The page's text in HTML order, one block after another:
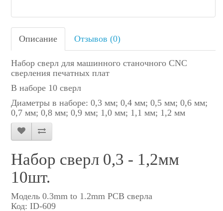
Описание Отзывов (0)
Набор сверл для машинного станочного CNC
сверления печатных плат
В наборе 10 сверл
Диаметры в наборе: 0,3 мм; 0,4 мм; 0,5 мм; 0,6 мм;
0,7 мм; 0,8 мм; 0,9 мм; 1,0 мм; 1,1 мм; 1,2 мм
Набор сверл 0,3 - 1,2мм
10шт.
Модель 0.3mm to 1.2mm PCB сверла
Код: ID-609